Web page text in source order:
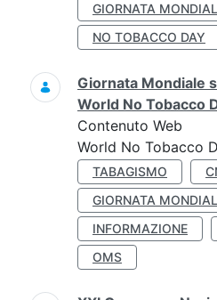
GIORNATA
NO TOBACCO DAY
Giornata Mondiale
World No Tobacco
Contenuto Web
World No Tobacco
TABAGISMO
GIORNATA
INFORMAZIONE
OMS